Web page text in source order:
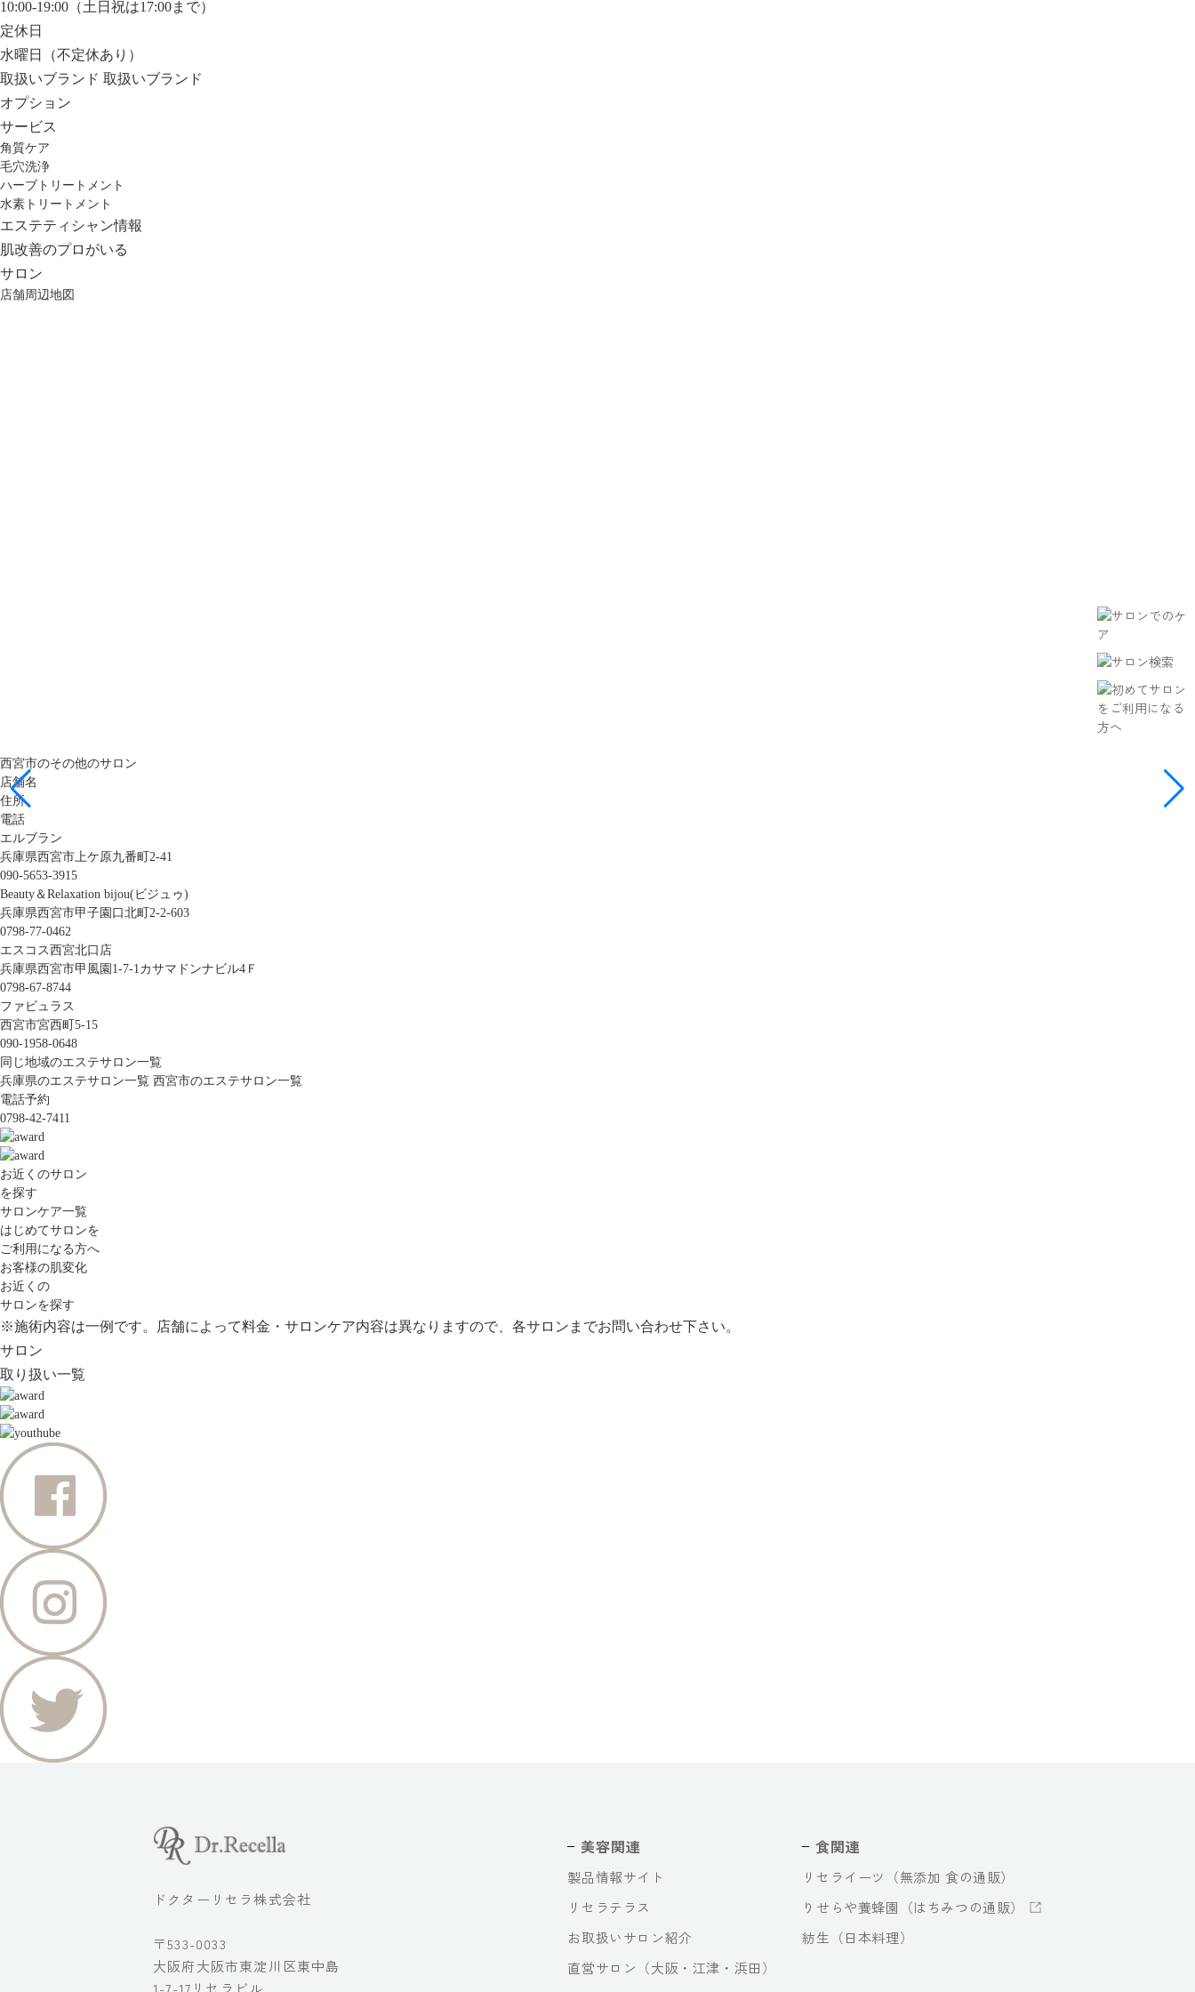
10:00-19:00（土日祝は17:00まで）
定休日
水曜日（不定休あり）
取扱いブランド 取扱いブランド
オプション
サービス
角質ケア
毛穴洗浄
ハーブトリートメント
水素トリートメント
エステティシャン情報
肌改善のプロがいる
サロン
店舗周辺地図
西宮市のその他のサロン
店舗名
住所
電話
エルブラン
兵庫県西宮市上ケ原九番町2-41
090-5653-3915
Beauty＆Relaxation bijou(ビジュゥ)
兵庫県西宮市甲子園口北町2-2-603
0798-77-0462
エスコス西宮北口店
兵庫県西宮市甲風園1-7-1カサマドンナビル4Ｆ
0798-67-8744
ファビュラス
西宮市宮西町5-15
090-1958-0648
同じ地域のエステサロン一覧
兵庫県のエステサロン一覧 西宮市のエステサロン一覧
電話予約
0798-42-7411
お近くのサロン
を探す
サロンケア一覧
はじめてサロンを
ご利用になる方へ
お客様の肌変化
お近くの
サロンを探す
※施術内容は一例です。店舗によって料金・サロンケア内容は異なりますので、各サロンまでお問い合わせ下さい。
サロン
取り扱い一覧
ドクターリセラ株式会社
〒533-0033
大阪府大阪市東淀川区東中島
1-7-17リセラビル
美容関連
製品情報サイト
リセラテラス
お取扱いサロン紹介
直営サロン（大阪・江津・浜田）
食関連
リセライーツ（無添加 食の通販）
りせらや養蜂園（はちみつの通販）
紡生（日本料理）